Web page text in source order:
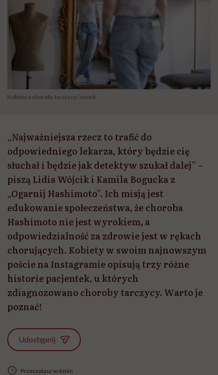
Kobiety a choroby tarczycy / istock
„Najważniejsza rzecz to trafić do
odpowiedniego lekarza, który będzie cię
słuchał i będzie jak detektyw szukał dalej” –
piszą Lidia Wójcik i Kamila Bogucka z
„Ogarnij Hashimoto”. Ich misją jest
edukowanie społeczeństwa, że choroba
Hashimoto nie jest wyrokiem, a
odpowiedzialność za zdrowie jest w rękach
chorujących. Kobiety w swoim najnowszym
poście na Instagramie opisują trzy różne
historie pacjentek, u których
zdiagnozowano choroby tarczycy. Warto je
poznać!
Udostępnij
Przeczytasz w 4 min